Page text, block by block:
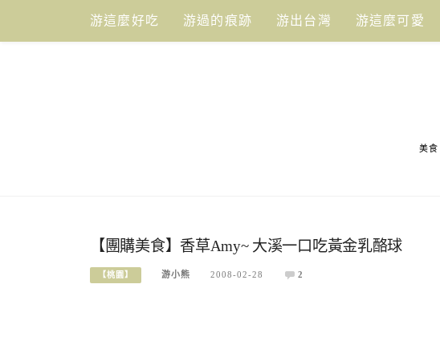
content
游這麼好吃 游過的痕跡 游出台灣 游這麼可愛
美食
【團購美食】香草Amy~ 大溪一口吃黃金乳酪球
【桃園】 游小熊 2008-02-28 2